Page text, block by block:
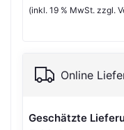
(inkl. 19 % MwSt. zzgl.
Online
Geschätzte